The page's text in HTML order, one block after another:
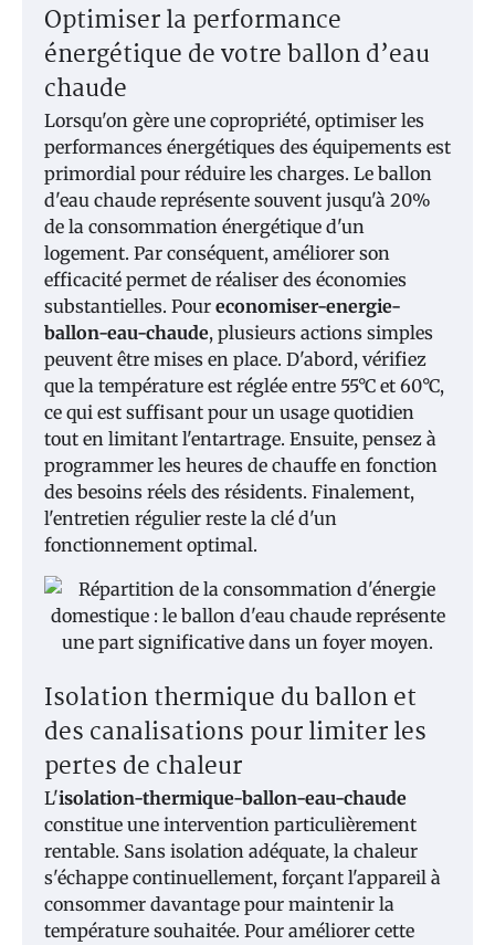
Optimiser la performance
énergétique de votre ballon d’eau
chaude
Lorsqu'on gère une copropriété, optimiser les
performances énergétiques des équipements est
primordial pour réduire les charges. Le ballon
d'eau chaude représente souvent jusqu'à 20%
de la consommation énergétique d'un
logement. Par conséquent, améliorer son
efficacité permet de réaliser des économies
substantielles. Pour economiser-energie-
ballon-eau-chaude, plusieurs actions simples
peuvent être mises en place. D'abord, vérifiez
que la température est réglée entre 55°C et 60°C,
ce qui est suffisant pour un usage quotidien
tout en limitant l'entartrage. Ensuite, pensez à
programmer les heures de chauffe en fonction
des besoins réels des résidents. Finalement,
l'entretien régulier reste la clé d'un
fonctionnement optimal.
Isolation thermique du ballon et
des canalisations pour limiter les
pertes de chaleur
L'isolation-thermique-ballon-eau-chaude
constitue une intervention particulièrement
rentable. Sans isolation adéquate, la chaleur
s'échappe continuellement, forçant l'appareil à
consommer davantage pour maintenir la
température souhaitée. Pour améliorer cette